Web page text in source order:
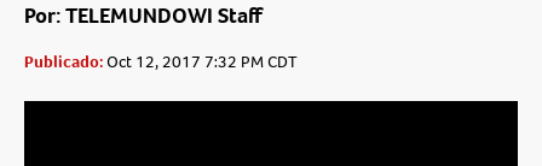
Por: TELEMUNDOWI Staff
Publicado:Oct 12, 2017 7:32 PM CDT